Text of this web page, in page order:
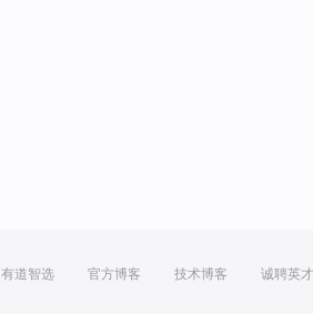
有道智选 官方博客 技术博客 诚聘英才